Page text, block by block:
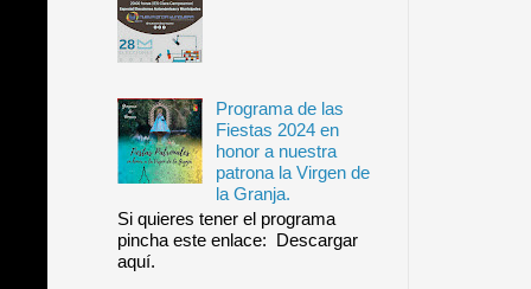
Programa de las
Fiestas 2024 en
honor a nuestra
patrona la Virgen de
la Granja.
Si quieres tener el programa
pincha este enlace: Descargar
aquí.